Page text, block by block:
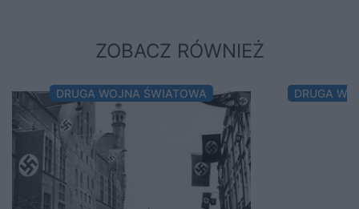
ZOBACZ RÓWNIEŻ
DRUGA WOJNA ŚWIATOWA DRUGA